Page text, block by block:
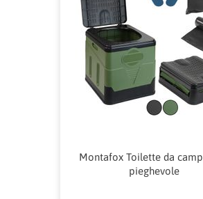
Montafox Toilette da
pieghevole